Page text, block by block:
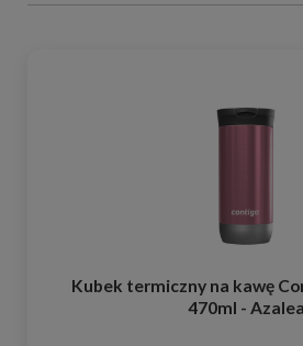
Kubek termiczny na kawę
470ml - Azalea